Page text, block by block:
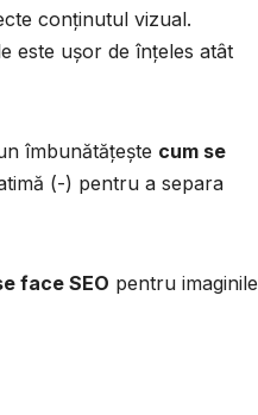
conținutul vizual.
este ușor de înțeles atât
îmbunătățește cum se
(-) pentru a separa
face SEO pentru imaginile